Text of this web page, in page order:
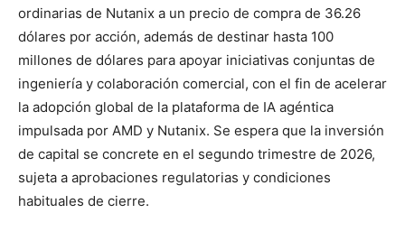
ordinarias de Nutanix a un precio de compra de 36.26
dólares por acción, además de destinar hasta 100
millones de dólares para apoyar iniciativas conjuntas de
ingeniería y colaboración comercial, con el fin de acelerar
la adopción global de la plataforma de IA agéntica
impulsada por AMD y Nutanix. Se espera que la inversión
de capital se concrete en el segundo trimestre de 2026,
sujeta a aprobaciones regulatorias y condiciones
habituales de cierre.